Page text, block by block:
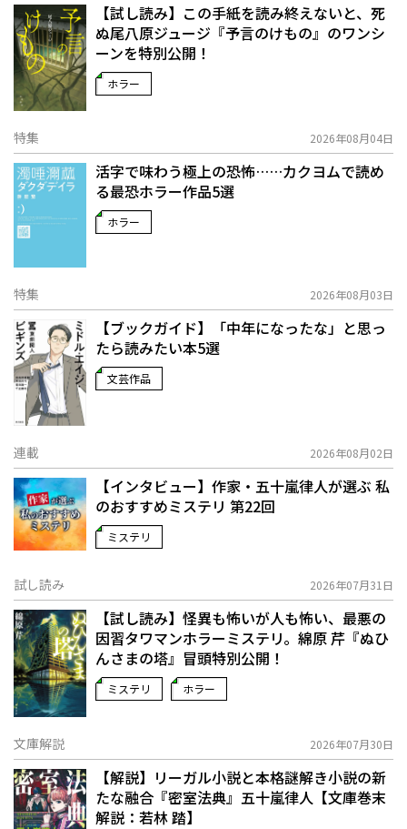
【試し読み】この手紙を読み終えないと、死
ぬ――尾八原ジュージ『予言のけもの』のワンシ
ーンを特別公開！
ホラー
特集 2026年08月04日
活字で味わう極上の恐怖……カクヨムで読め
る最恐ホラー作品5選
ホラー
特集 2026年08月03日
【ブックガイド】「中年になったな」と思っ
たら読みたい本5選
文芸作品
連載 2026年08月02日
【インタビュー】作家・五十嵐律人が選ぶ 私
のおすすめミステリ 第22回
ミステリ
試し読み 2026年07月31日
【試し読み】怪異も怖いが人も怖い、最悪の
因習タワマンホラーミステリ。綿原 芹『ぬひ
んさまの塔』冒頭特別公開！
ミステリ ホラー
文庫解説 2026年07月30日
【解説】リーガル小説と本格謎解き小説の新
たな融合――『密室法典』五十嵐律人【文庫巻末
解説：若林 踏】